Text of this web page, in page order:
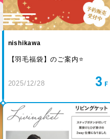
nishikawa
【羽毛福袋】のご案内⭐️
2025/12/28 3